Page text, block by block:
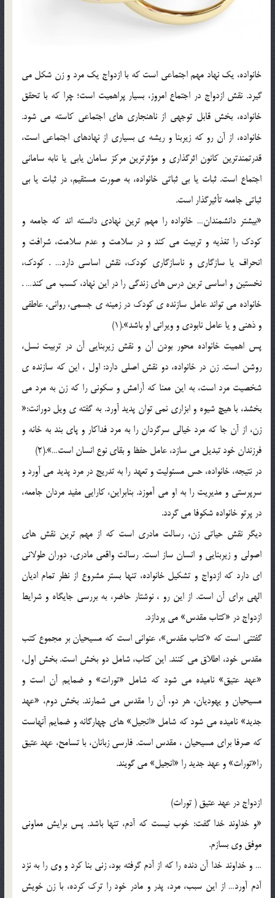
خانواده، يک نهاد مهم اجتماعي است که با ازدواج يک مرد و زن شکل مي
گيرد. نقش ازدواج در اجتماع امروز، بسيار پراهميت است؛ چرا که با تحقق
خانواده، بخش قابل توجهي از ناهنجاري هاي اجتماعي کاسته مي شود.
خانواده، از آن رو که زيربنا و ريشه ي بسياري از نهادهاي اجتماعي است،
قدرتمندترين کانون اثرگذاري و مؤثرترين مرکز سامان يابي يا نابه ساماني
اجتماع است. ثبات يا بي ثباتي خانواده، به صورت مستقيم، در ثبات يا بي
ثباتي جامعه تأثيرگذار است.
«بيشتر دانشمندان… خانواده را مهم ترين نهادي دانسته اند که جامعه و
کودک را تغذيه و تربيت مي کند و در سلامت و عدم سلامت، شرافت و
انحراف يا سازگاري و ناسازگاري کودک، نقش اساسي دارد… . کودک،
نخستين و اساسي ترين درس هاي زندگي را در اين نهاد، کسب مي کند… .
خانواده مي تواند عامل سازنده ي کودک در زمينه ي جسمي، رواني، عاطفي
و ذهني و يا عامل نابودي و ويراني او باشد».(1)
پس اهميت خانواده محور بودن آن و نقش زيربنايي آن در تربيت نسل،
روشن است. زن در خانواده، دو نقش اصلي دارد: اول ، اين که سازنده ي
شخصيت مرد است، به اين معنا که آرامش و سکوني را که زن به مرد مي
بخشد، با هيچ شيوه و ابزاري نمي توان پديد آورد. به گفته ي ويل دورانت:«
زن، از آن جا که مرد خيالي سرگردان را به مرد فداکار و پاي بند به خانه و
فرزندان خود تبديل مي سازد، عامل حفظ و بقاي نوع انسان است…».(2)
در نتيجه، خانواده، حس مسئوليت و تعهد را به تدريج در مرد پديد مي آورد و
سرپرستي و مديريت را به او مي آموزد. بنابراين، کارايي مفيد مردان جامعه،
در پرتو خانواده شکوفا مي گردد.
ديگر نقش حياتي زن، رسالت مادري است که از مهم ترين نقش هاي
اصولي و زيربنايي و انسان ساز است. رسالت واقعي مادري، دوران طولاني
اي دارد که ازدواج و تشکيل خانواده، تنها بستر مشروع از نظر تمام اديان
الهي براي آن است. از اين رو ، نوشتار حاضر، به بررسي جايگاه و شرايط
ازدواج در «کتاب مقدس» مي پردازد.
گفتني است که «کتاب مقدس»، عنواني است که مسيحيان بر مجموع کتب
مقدس خود، اطلاق مي کنند. اين کتاب، شامل دو بخش است. بخش اول،
«عهد عتيق» ناميده مي شود که شامل «تورات» و ضمايم آن است و
مسيحيان و يهوديان، هر دو، آن را مقدس مي شمارند. بخش دوم، «عهد
جديد» ناميده مي شود که شامل «انجيل» هاي چهارگانه و ضمايم آنهاست
که صرفا براي مسيحيان ، مقدس است. فارسي زبانان، با تسامح، عهد عتيق
را«تورات» و عهد جديد را «انجيل» مي گويند.
ازدواج در عهد عتيق ( تورات)
«و خداوند خدا گفت: خوب نيست که آدم، تنها باشد. پس برايش معاوني
موفق وي بسازم.
… و خداوند خدا آن دنده را که از آدم گرفته بود، زني بنا کرد و وي را به نزد
آدم آورد… از اين سبب، مرد، پدر و مادر خود را ترک کرده، با زن خويش